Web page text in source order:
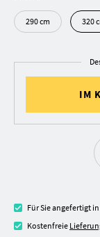
290 cm 320
IM
Für Sie angefertigt
Kostenfreie